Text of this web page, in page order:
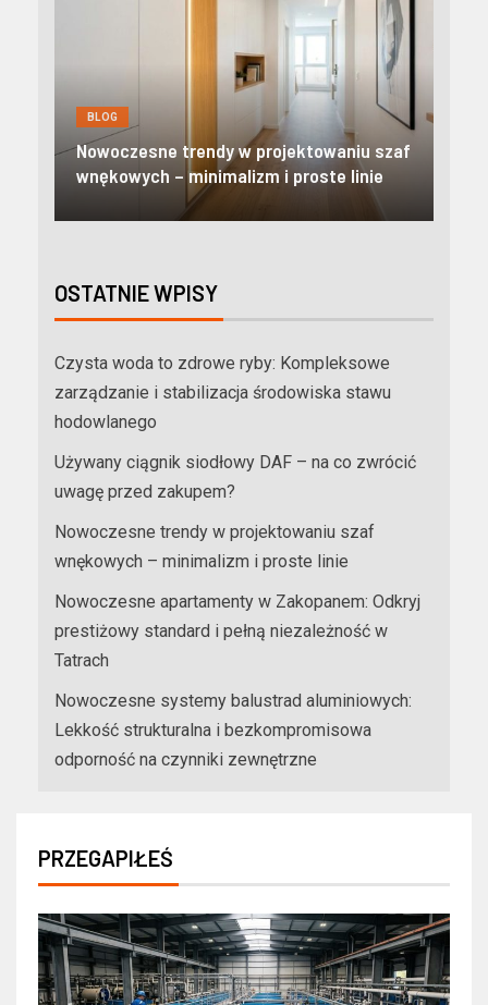
Nowoczesne apartamenty w Zakopanem:
Odkryj prestiżowy standard i pełną
niezależność w Tatrach
OSTATNIE WPISY
Czysta woda to zdrowe ryby: Kompleksowe
zarządzanie i stabilizacja środowiska stawu
hodowlanego
Używany ciągnik siodłowy DAF – na co zwrócić
uwagę przed zakupem?
Nowoczesne trendy w projektowaniu szaf
wnękowych – minimalizm i proste linie
Nowoczesne apartamenty w Zakopanem: Odkryj
prestiżowy standard i pełną niezależność w
Tatrach
Nowoczesne systemy balustrad aluminiowych:
Lekkość strukturalna i bezkompromisowa
odporność na czynniki zewnętrzne
PRZEGAPIŁEŚ